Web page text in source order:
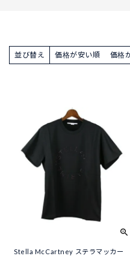
並び替え 価格が安い順 価格
Stella McCartney ステラマッカー